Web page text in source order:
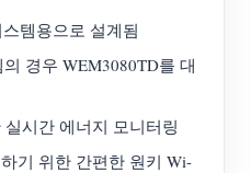
템용으로 설계됨
경우 WEM3080TD를 대
시간 에너지 모니터링
기 위한 간편한 원키 Wi-